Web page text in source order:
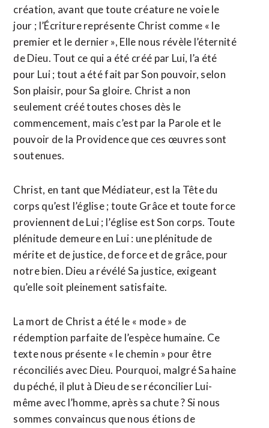
création, avant que toute créature ne voie le
jour ; l’Écriture représente Christ comme « le
premier et le dernier », Elle nous révèle l’éternité
de Dieu. Tout ce qui a été créé par Lui, l’a été
pour Lui ; tout a été fait par Son pouvoir, selon
Son plaisir, pour Sa gloire. Christ a non
seulement créé toutes choses dès le
commencement, mais c’est par la Parole et le
pouvoir de la Providence que ces œuvres sont
soutenues.
Christ, en tant que Médiateur, est la Tête du
corps qu’est l’église ; toute Grâce et toute force
proviennent de Lui ; l’église est Son corps. Toute
plénitude demeure en Lui : une plénitude de
mérite et de justice, de force et de grâce, pour
notre bien. Dieu a révélé Sa justice, exigeant
qu’elle soit pleinement satisfaite.
La mort de Christ a été le « mode » de
rédemption parfaite de l’espèce humaine. Ce
texte nous présente « le chemin » pour être
réconciliés avec Dieu. Pourquoi, malgré Sa haine
du péché, il plut à Dieu de se réconcilier Lui-
même avec l’homme, après sa chute ? Si nous
sommes convaincus que nous étions de